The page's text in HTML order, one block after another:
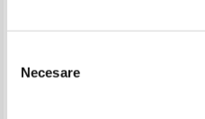
consimțământului
Necesare